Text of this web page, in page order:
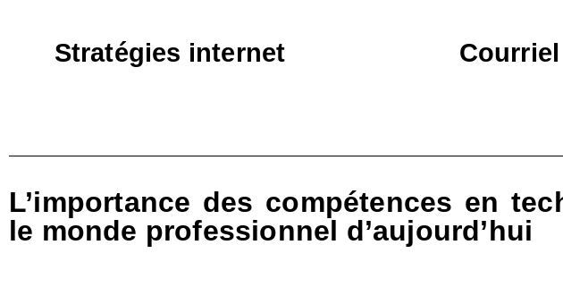
Stratégies internet Courriel
L’importance des compétences en
le monde professionnel d’aujourd’hui